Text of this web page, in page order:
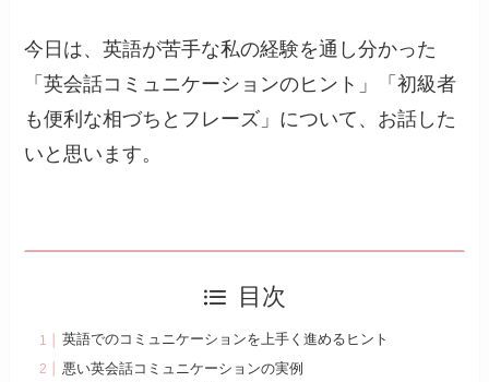
今日は、英語が苦手な私の経験を通し分かった
「英会話コミュニケーションのヒント」「初級者
も便利な相づちとフレーズ」について、お話した
いと思います。
目次
英語でのコミュニケーションを上手く進めるヒント
悪い英会話コミュニケーションの実例